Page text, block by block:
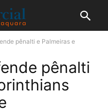
pênalti e Palmeiras e
pênalti